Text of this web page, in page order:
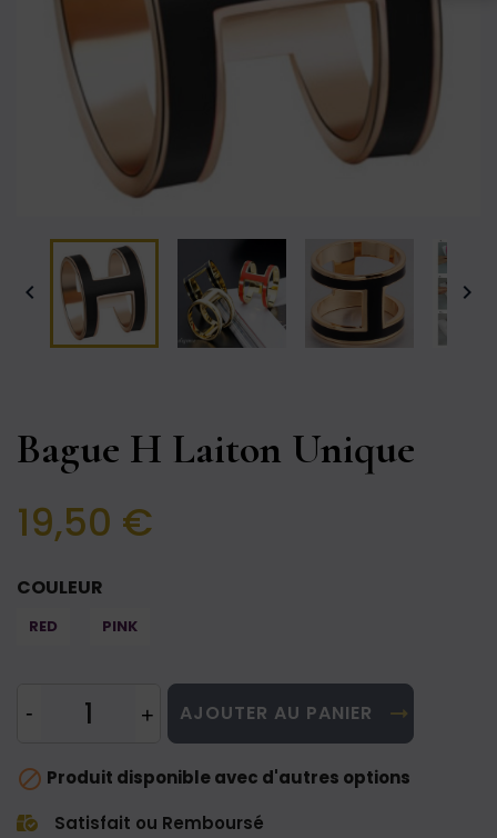
 
Bague H Laiton Unique
19,50 €
COULEUR
RED PINK
AJOUTER AU PANIER
 Produit disponible avec d'autres options
Satisfait ou Remboursé